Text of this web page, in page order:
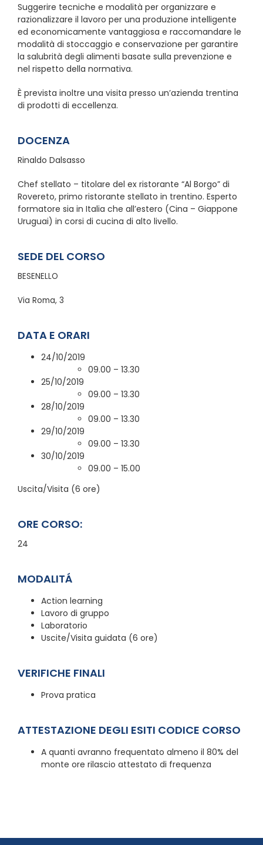
Suggerire tecniche e modalità per organizzare e
razionalizzare il lavoro per una produzione intelligente
ed economicamente vantaggiosa e raccomandare le
modalità di stoccaggio e conservazione per garantire
la salubrità degli alimenti basate sulla prevenzione e
nel rispetto della normativa.
È prevista inoltre una visita presso un’azienda trentina
di prodotti di eccellenza.
DOCENZA
Rinaldo Dalsasso
Chef stellato – titolare del ex ristorante “Al Borgo” di
Rovereto, primo ristorante stellato in trentino. Esperto
formatore sia in Italia che all’estero (Cina – Giappone
Uruguai) in corsi di cucina di alto livello.
SEDE DEL CORSO
BESENELLO
Via Roma, 3
DATA E ORARI
24/10/2019
09.00 – 13.30
25/10/2019
09.00 – 13.30
28/10/2019
09.00 – 13.30
29/10/2019
09.00 – 13.30
30/10/2019
09.00 – 15.00
Uscita/Visita (6 ore)
ORE CORSO:
24
MODALITÁ
Action learning
Lavoro di gruppo
Laboratorio
Uscite/Visita guidata (6 ore)
VERIFICHE FINALI
Prova pratica
ATTESTAZIONE DEGLI ESITI CODICE CORSO
A quanti avranno frequentato almeno il 80% del
monte ore rilascio attestato di frequenza